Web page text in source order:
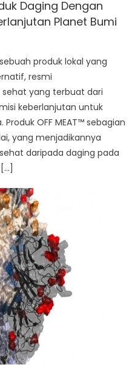
Daging Dengan
Planet Bumi
sebuah produk lokal yang
resmi
yang terbuat dari
keberlanjutan untuk
OFF MEAT™️ sebagian
yang menjadikannya
daripada daging pada